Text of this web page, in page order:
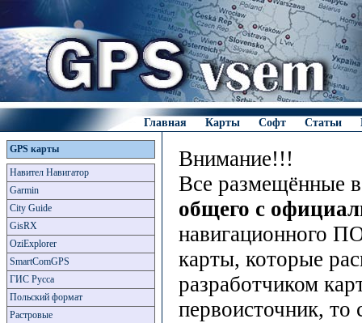
Главная Карты Софт Статьи
GPS карты
Навител Навигатор
Garmin
City Guide
GisRX
OziExplorer
SmartComGPS
ГИС Русса
Польский формат
Растровые
Внимание!!!
Все размещённые
общего с
навигационного
карты, которые
разработчиком
первоисточник,